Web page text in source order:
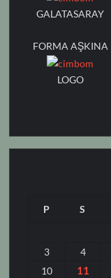
GALATASARAY
FORMA AŞKINA
LOGO
P S
3
4
10
11